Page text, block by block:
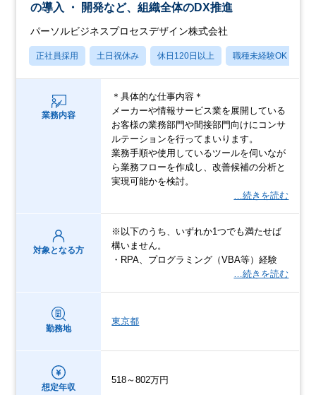
の導入 ・ 開発など、組織全体のDX推進
パーソルビジネスプロセスデザイン株式会社
正社員採用 土日祝休み 休日120日以上 職種未経験OK
業務内容
＊具体的な仕事内容＊
メーカーや情報サービス業を展開している
お客様の業務部門や間接部門向けにコンサ
ルテーションを行ってまいります。
業務手順や使用しているツールを伺いなが
ら業務フローを作成し、改善候補の分析と
実現可能かを検討。
…続きを読む
対象となる方
※以下のうち、いずれか1つでも満たせば
構いません。
・RPA、プログラミング（VBA等）経験
…続きを読む
勤務地
東京都
想定年収
518～802万円